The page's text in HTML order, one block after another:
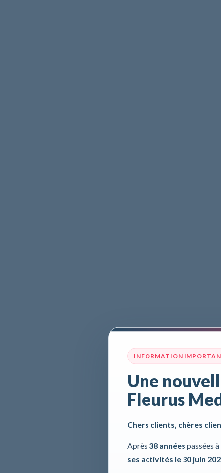
INFORMATION
Une
Fleurus
Chers clients, chères
Après 38 années passées
ses activités le 30 juin